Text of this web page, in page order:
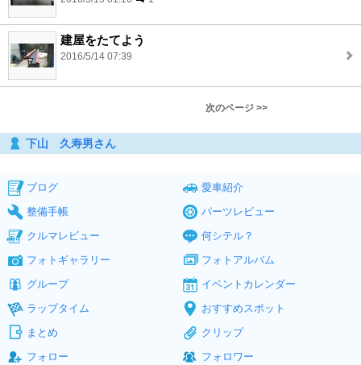
建屋をたてよう
2016/5/14 07:39
次のページ >>
下山 久寿男さん
ブログ
愛車紹介
整備手帳
パーツレビュー
クルマレビュー
何シテル？
フォトギャラリー
フォトアルバム
グループ
イベントカレンダー
ラップタイム
おすすめスポット
まとめ
クリップ
フォロー
フォロワー